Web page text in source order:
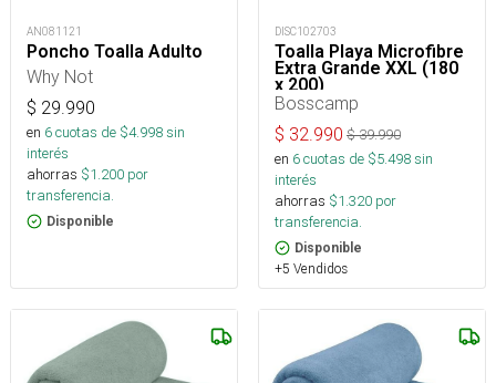
AN081121
Poncho Toalla Adulto
Why Not
$ 29.990
en 6cuotas de $4.998sin
interés
ahorras $1.200 por
transferencia.
Disponible
DISC102703
Toalla Playa Microfibre
Extra Grande XXL (180
x 200)
Bosscamp
$ 32.990 $39.990
en 6cuotas de $5.498sin
interés
ahorras $1.320 por
transferencia.
Disponible
+5 Vendidos